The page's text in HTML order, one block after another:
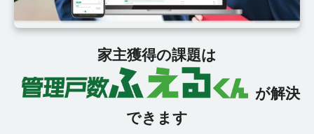
家主獲得の課題は
が解決
できます